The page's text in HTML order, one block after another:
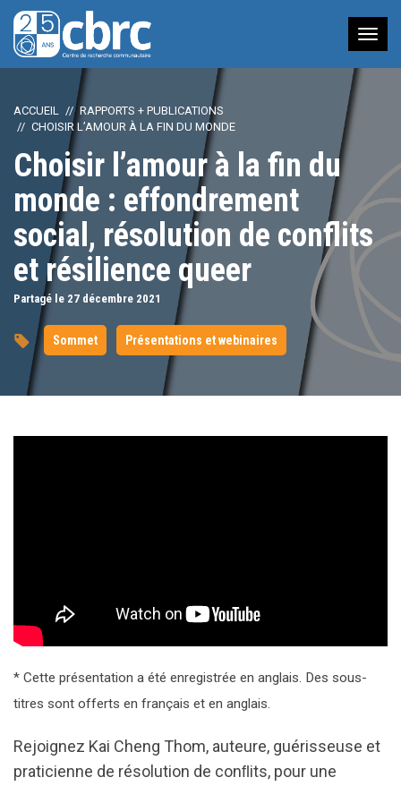
à
ACCUEIL
RAPPORTS + PUBLICATIONS
CHOISIR L’AMOUR À LA FIN DU MONDE
Choisir l’amour à la fin du
monde : effondrement
social, résolution de conflits
et résilience queer
Partagé le 27 décembre 2021
Sommet Présentations et webinaires
* Cette présentation a été enregistrée en anglais. Des sous-
titres sont offerts en français et en anglais.
Rejoignez Kai Cheng Thom, auteure, guérisseuse et
praticienne de résolution de conﬂits, pour une